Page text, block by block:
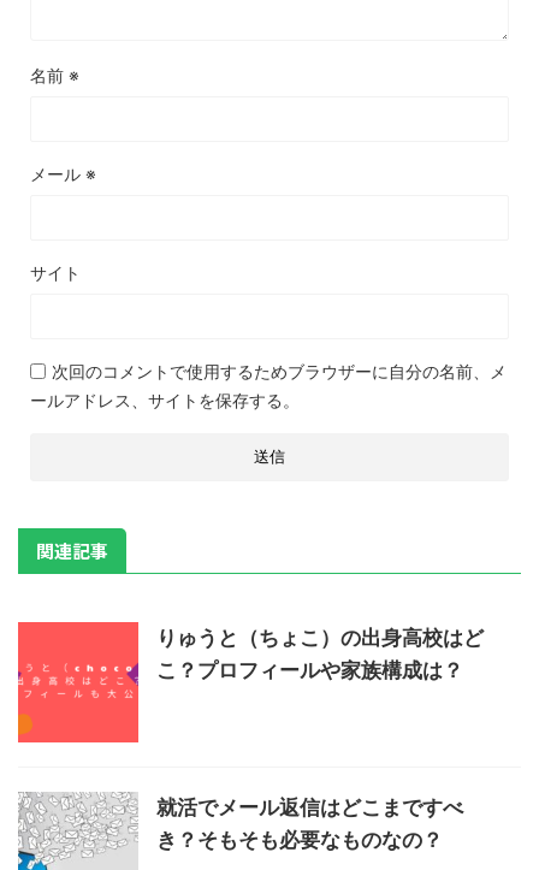
名前 ※
メール ※
サイト
次回のコメントで使用するためブラウザーに自分の名前、メ
ールアドレス、サイトを保存する。
関連記事
りゅうと（ちょこ）の出身高校はど
こ？プロフィールや家族構成は？
就活でメール返信はどこまですべ
き？そもそも必要なものなの？